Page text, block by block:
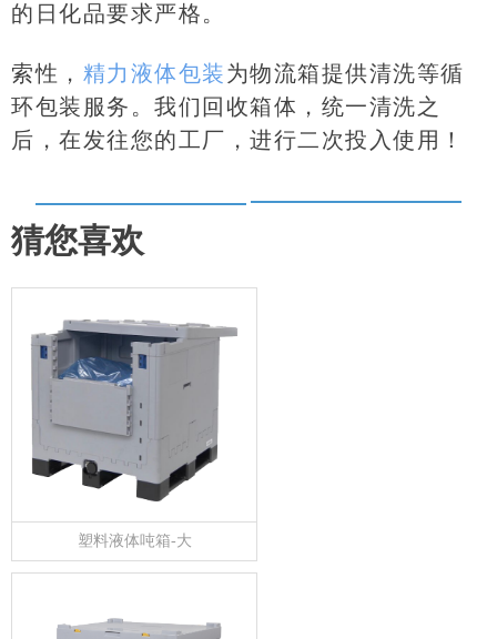
的日化品要求严格。
索性， 精力液体包装为物流箱提供清洗等循
环包装服务。我们回收箱体，统一清洗之
后，在发往您的工厂，进行二次投入使用！
猜您喜欢
塑料液体吨箱-大